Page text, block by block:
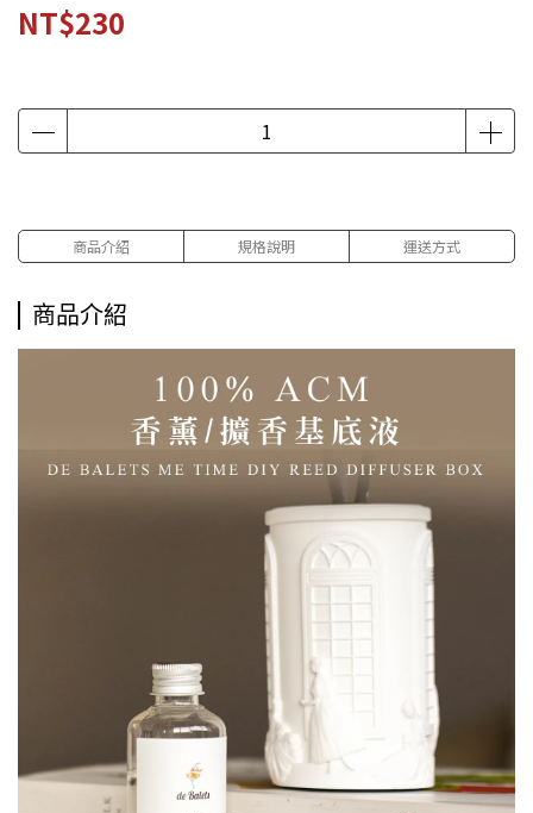
NT$230
商品介紹 規格說明 運送方式
商品介紹